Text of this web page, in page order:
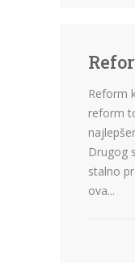
Reform
reform
Drugog
stalno
ova...